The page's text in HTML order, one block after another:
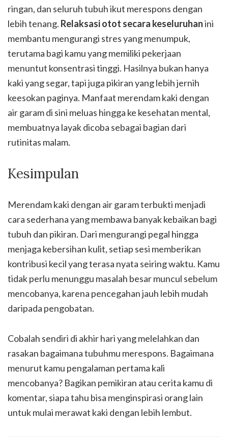
ringan, dan seluruh tubuh ikut merespons dengan
lebih tenang. Relaksasi otot secara keseluruhanini
membantu mengurangi stres yang menumpuk,
terutama bagi kamu yang memiliki pekerjaan
menuntut konsentrasi tinggi. Hasilnya bukan hanya
kaki yang segar, tapi juga pikiran yang lebih jernih
keesokan paginya. Manfaat merendam kaki dengan
air garam di sini meluas hingga ke kesehatan mental,
membuatnya layak dicoba sebagai bagian dari
rutinitas malam.
Kesimpulan
Merendam kaki dengan air garam terbukti menjadi
cara sederhana yang membawa banyak kebaikan bagi
tubuh dan pikiran. Dari mengurangi pegal hingga
menjaga kebersihan kulit, setiap sesi memberikan
kontribusi kecil yang terasa nyata seiring waktu. Kamu
tidak perlu menunggu masalah besar muncul sebelum
mencobanya, karena pencegahan jauh lebih mudah
daripada pengobatan.
Cobalah sendiri di akhir hari yang melelahkan dan
rasakan bagaimana tubuhmu merespons. Bagaimana
menurut kamu pengalaman pertama kali
mencobanya? Bagikan pemikiran atau cerita kamu di
komentar, siapa tahu bisa menginspirasi orang lain
untuk mulai merawat kaki dengan lebih lembut.